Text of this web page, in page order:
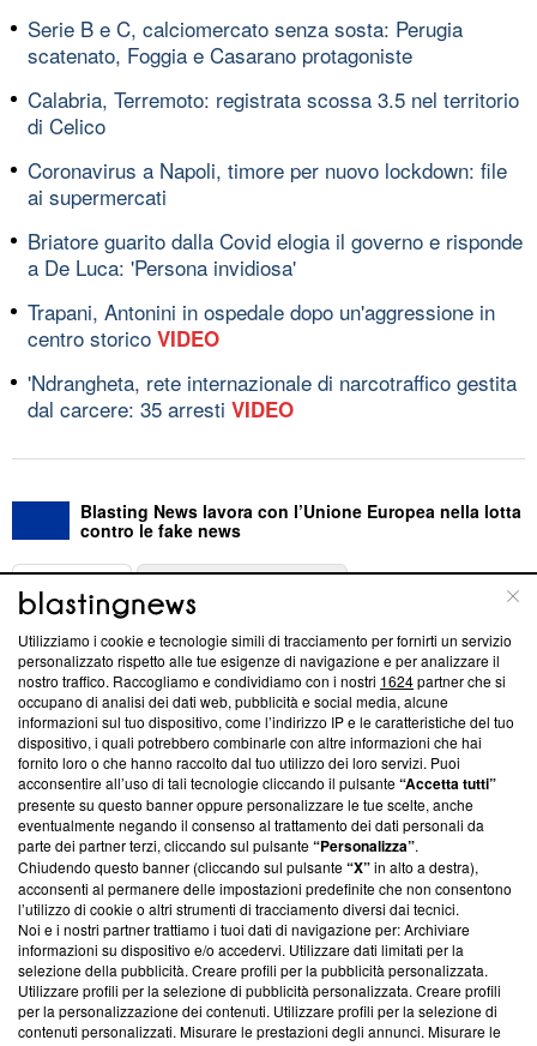
Serie B e C, calciomercato senza sosta: Perugia
scatenato, Foggia e Casarano protagoniste
Calabria, Terremoto: registrata scossa 3.5 nel territorio
di Celico
Coronavirus a Napoli, timore per nuovo lockdown: file
ai supermercati
Briatore guarito dalla Covid elogia il governo e risponde
a De Luca: 'Persona invidiosa'
Trapani, Antonini in ospedale dopo un'aggressione in
centro storico VIDEO
'Ndrangheta, rete internazionale di narcotraffico gestita
dal carcere: 35 arresti VIDEO
Blasting News lavora con l’Unione Europea nella lotta
contro le fake news
ABOUT
Questa sezione offre informazioni trasparenti su Blasting
News, sui nostri processi editoriali e su come ci impegniamo a
creare news di qualità. Inoltre, afferma la nostra aderenza a
‘Trust Project - News with Integrity’Blasting News non è
ancora membro del programma, ma ha richiesto di farne
parte; Trust Project non ha ancora effettuato una verifica di
conformità agli standard.
Su di noi
Team editoriale
Corporate
Redazione
Informativa Privacy
Utilizziamo i cookie e tecnologie simili di tracciamento per fornirti un servizio
personalizzato rispetto alle tue esigenze di navigazione e per analizzare il
nostro traffico. Raccogliamo e condividiamo con i nostri 1624partner che si
occupano di analisi dei dati web, pubblicità e social media, alcune
informazioni sul tuo dispositivo, come l’indirizzo IP e le caratteristiche del tuo
dispositivo, i quali potrebbero combinarle con altre informazioni che hai
fornito loro o che hanno raccolto dal tuo utilizzo dei loro servizi. Puoi
acconsentire all’uso di tali tecnologie cliccando il pulsante“Accetta tutti”
presente su questo banner oppure personalizzare le tue scelte, anche
eventualmente negando il consenso al trattamento dei dati personali da
parte dei partner terzi, cliccando sul pulsante“Personalizza”.
Chiudendo questo banner (cliccando sul pulsante“X”in alto a destra),
acconsenti al permanere delle impostazioni predefinite che non consentono
l’utilizzo di cookie o altri strumenti di tracciamento diversi dai tecnici.
Noi e i nostri partner trattiamo i tuoi dati di navigazione per: Archiviare
informazioni su dispositivo e/o accedervi. Utilizzare dati limitati per la
selezione della pubblicità. Creare profili per la pubblicità personalizzata.
Utilizzare profili per la selezione di pubblicità personalizzata. Creare profili
per la personalizzazione dei contenuti. Utilizzare profili per la selezione di
contenuti personalizzati. Misurare le prestazioni degli annunci. Misurare le